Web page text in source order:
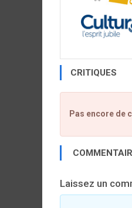
CRITIQUES
Pas encore de
Laissez un